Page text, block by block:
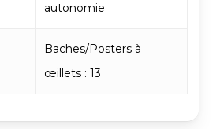
autonomie
Baches/Posters à
œillets : 13